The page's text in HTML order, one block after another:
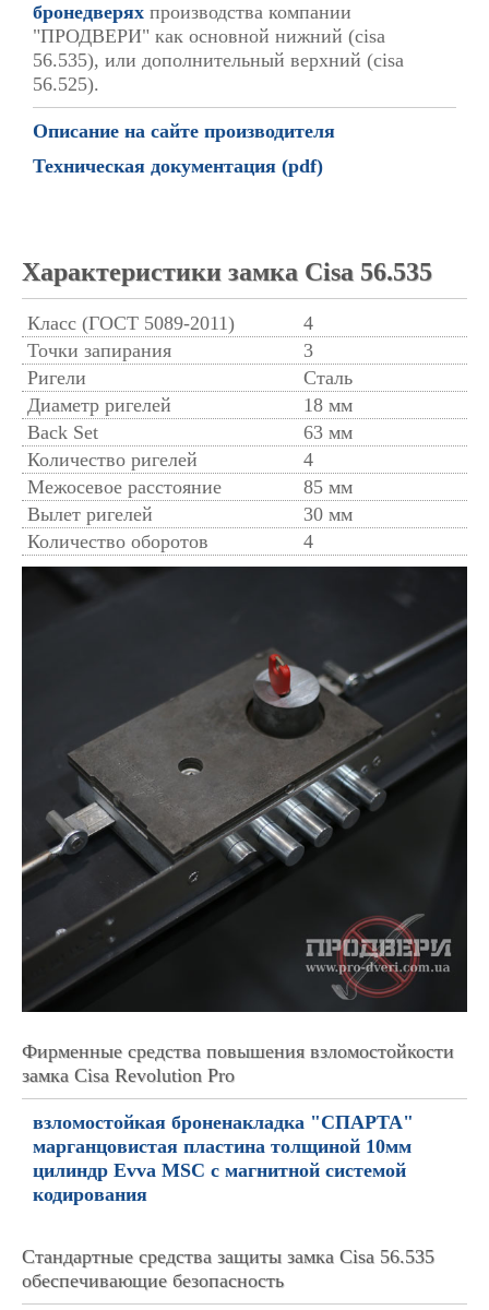
бронедверях производства компании
"ПРОДВЕРИ" как основной нижний (cisa
56.535), или дополнительный верхний (cisa
56.525).
Описание на сайте производителя
Техническая документация (pdf)
Характеристики замка Cisa 56.535
Класс (ГОСТ 5089-2011)
4
Точки запирания
3
Ригели
Сталь
Диаметр ригелей
18 мм
Back Set
63 мм
Количество ригелей
4
Межосевое расстояние
85 мм
Вылет ригелей
30 мм
Количество оборотов
4
Фирменные средства повышения взломостойкости
замка Cisa Revolution Pro
взломостойкая броненакладка "СПАРТА"
марганцовистая пластина толщиной 10мм
цилиндр Evva MSC с магнитной системой
кодирования
Стандартные средства защиты замка Cisa 56.535
обеспечивающие безопасность